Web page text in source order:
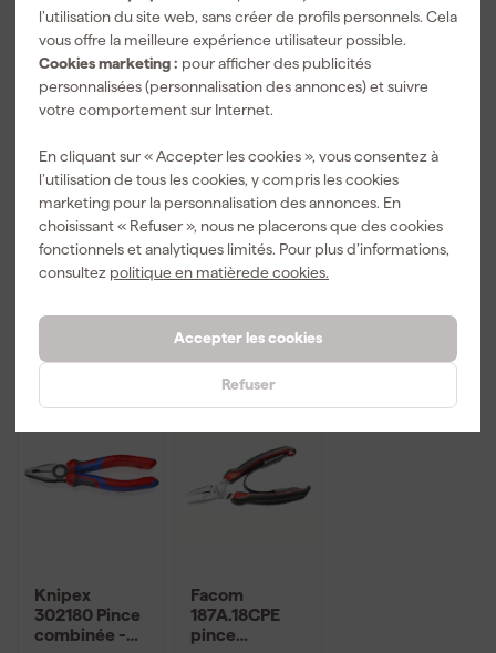
l’utilisation du site web, sans créer de profils personnels. Cela
vous offre la meilleure expérience utilisateur possible.
Cookies marketing : pour afficher des publicités
personnalisées (personnalisation des annonces) et suivre
votre comportement sur Internet.
En cliquant sur « Accepter les cookies », vous consentez à
l’utilisation de tous les cookies, y compris les cookies
marketing pour la personnalisation des annonces. En
choisissant « Refuser », nous ne placerons que des cookies
fonctionnels et analytiques limités. Pour plus d’informations,
consultez politique en matièrede cookies.
Accepter les cookies
Refuser
84TZSA.6 clé
Allen à
poignée en T
avec tête
sphérique - 6
pans - 6 mm
Livré demain
TTC
250 - Pince
multiprise
poignées
bimatière et
finition
phosphatée
Livré demain
TTC
R28100010
Pince
multiprise
Livré demain
TTC
Knipex
302180 Pince
combinée -
Facom
187A.18CPE
pince